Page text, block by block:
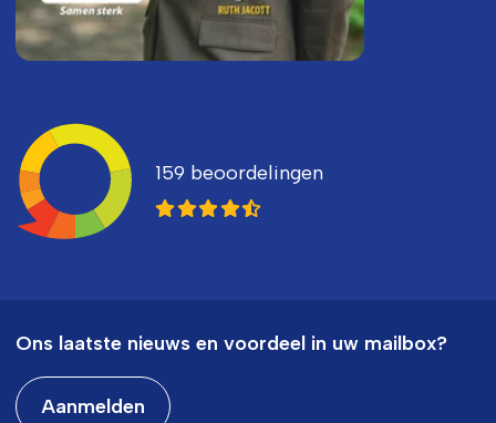
159 beoordelingen
Ons laatste nieuws en voordeel in uw mailbox?
Aanmelden